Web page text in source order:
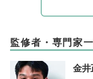
監修者・専門家
金井